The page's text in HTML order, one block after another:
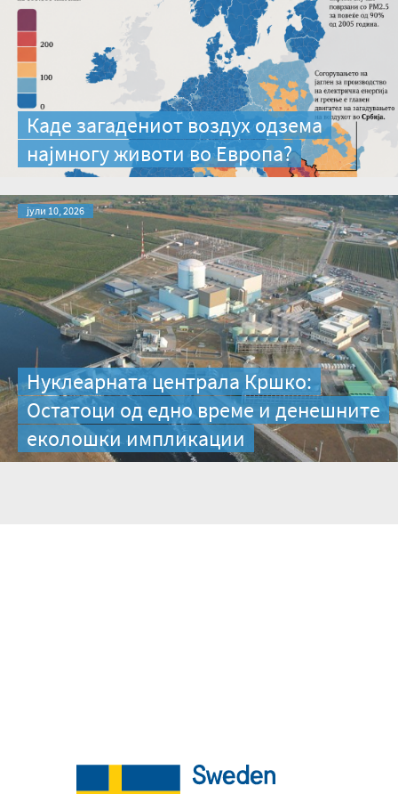
Каде загадениот воздух одзема
најмногу животи во Европа?
јули 10, 2026
Нуклеарната централа Кршко:
Остатоци од едно време и денешните
еколошки импликации